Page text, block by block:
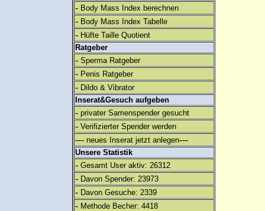
- Body Mass Index berechnen
- Body Mass Index Tabelle
- Hüfte Taille Quotient
Ratgeber
- Sperma Ratgeber
- Penis Ratgeber
- Dildo & Vibrator
Inserat&Gesuch aufgeben
- privater Samenspender gesucht
- Verifizierter Spender werden
--- neues Inserat jetzt anlegen---
Unsere Statistik
- Gesamt User aktiv: 26312
- Davon Spender: 23973
- Davon Gesuche: 2339
- Methode Becher: 4418